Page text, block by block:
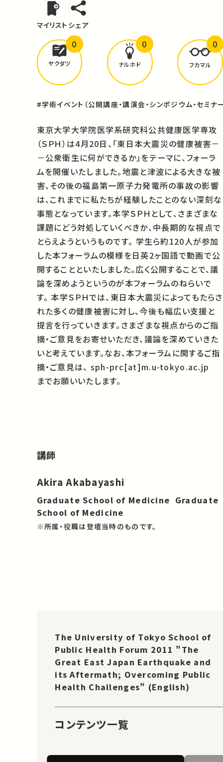
マイリスト シェア
どんな学びがありましたか？
ヤクダツ
0
ナルホド
0
フカマル
0
#学術イベント（公開講座・講演会・シンポジウム・セミナ
東京大学大学院医学系研究科公共健康医学専攻
（ＳＰＨ）は4月20日、「東日本大震災の健康被害－
－公衆衛生に何ができるか」をテーマに、フォーラ
ムを開催いたしました。地震と津波による大きな被
害、その後の福島第一原子力発電所の事故の影響
は、これまでに私たちが経験したことのない深刻な
事態となっています。本学ＳＰＨとして、さまざまな
課題にどう対処していくべきか、中長期的な視点で
とらえようというものです。 学生ら約120人が参加
した本フォーラムの模様を日英2ヶ国語で動画で公
開することといたしました。広く公開することで、議
論を深めようというのが本フォーラムのねらいで
す。 本学ＳＰＨでは、東日本大震災によってもたらさ
れた多くの健康被害に対し、今後も幅広い支援と
提言を行っていきます。さまざまな視点からのご指
摘・ご意見をお寄せいただき、議論を深めていきた
いと考えています。なお、本フォーラムに関するご指
摘・ご意見は、 sph-prc[at]m.u-tokyo.ac.jp
までお願いいたします。
講師
Akira Akabayashi
Graduate School of Medicine Graduate
School of Medicine
※所属・役職は登壇当時のものです。
The University of Tokyo School of
Public Health Forum 2011 "The
Great East Japan Earthquake and
its Aftermath; Overcoming Public
Health Challenges" (English)
コンテンツ一覧